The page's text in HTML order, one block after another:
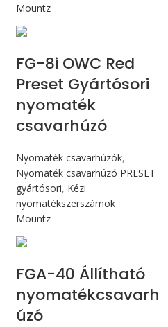
Mountz
FG-8i OWC Red
Preset Gyártósori
nyomaték
csavarhúzó
Nyomaték csavarhúzók,
Nyomaték csavarhúzó PRESET
gyártósori, Kézi
nyomatékszerszámok
Mountz
FGA-40 Állítható
nyomatékcsavarh
úzó